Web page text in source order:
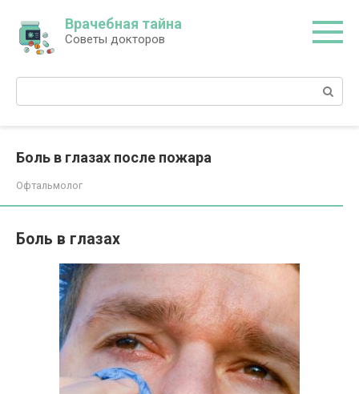
контенту
Врачебная тайна
Советы докторов
Поиск:
Боль в глазах после пожара
Офтальмолог
Боль в глазах